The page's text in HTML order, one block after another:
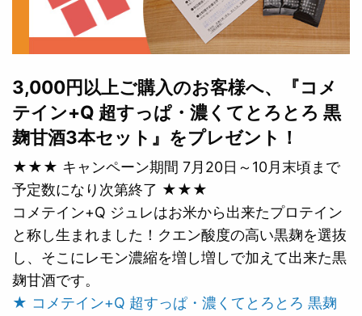
3,000円以上ご購入のお客様へ、『コメ
テイン+Q 超すっぱ・濃くてとろとろ 黒
麹甘酒3本セット』をプレゼント！
★★★ キャンペーン期間 7月20日～10月末頃まで
予定数になり次第終了 ★★★
コメテイン+Q ジュレはお米から出来たプロテイン
と称し生まれました！クエン酸度の高い黒麹を選抜
し、そこにレモン濃縮を増し増しで加えて出来た黒
麹甘酒です。
★ コメテイン+Q 超すっぱ・濃くてとろとろ 黒麹